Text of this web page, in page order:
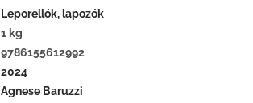
Leporellók, lapozók
1 kg
9786155612992
2024
Agnese Baruzzi